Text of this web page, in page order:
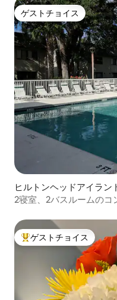
ゲストチョイス
ゲストチョイス
ヒルトンヘッドアイラン
ト
2寝室、2バスルームのコ
大好評のゲストチョイス
ゲストチョイス